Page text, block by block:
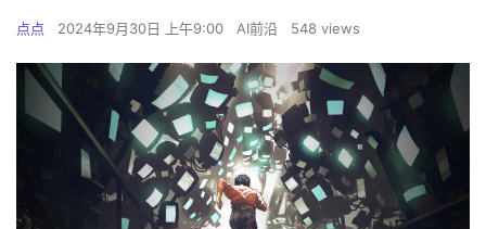
点点 2024年9月30日 上午9:00 AI前沿 548 views